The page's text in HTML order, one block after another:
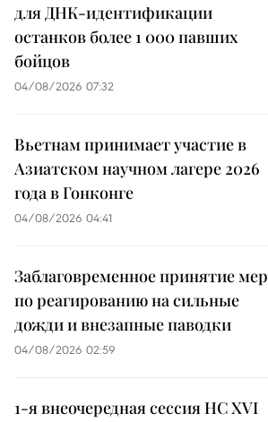
для ДНК-идентификации
останков более 1 000 павших
бойцов
04/08/2026 07:32
Вьетнам принимает участие в
Азиатском научном лагере 2026
года в Гонконге
04/08/2026 04:41
Заблаговременное принятие мер
по реагированию на сильные
дожди и внезапные паводки
04/08/2026 02:59
1-я внеочередная сессия НС XVI